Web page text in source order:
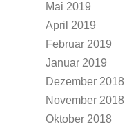
Mai 2019
April 2019
Februar 2019
Januar 2019
Dezember 2018
November 2018
Oktober 2018